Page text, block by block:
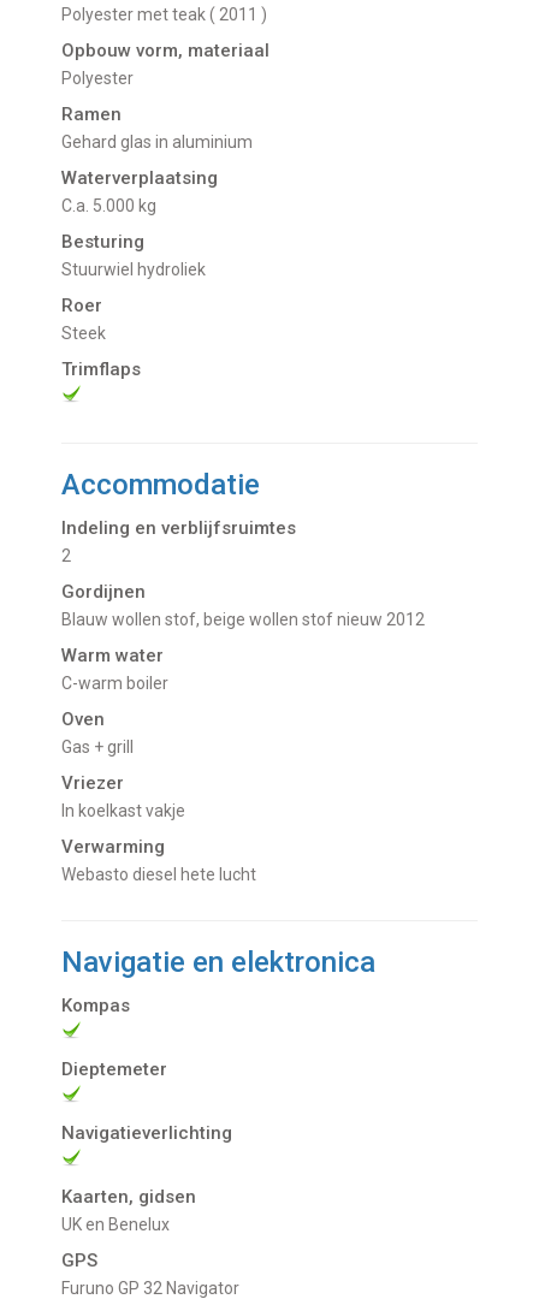
Polyester met teak ( 2011 )
Opbouw vorm, materiaal
Polyester
Ramen
Gehard glas in aluminium
Waterverplaatsing
C.a. 5.000 kg
Besturing
Stuurwiel hydroliek
Roer
Steek
Trimflaps
Accommodatie
Indeling en verblijfsruimtes
2
Gordijnen
Blauw wollen stof, beige wollen stof nieuw 2012
Warm water
C-warm boiler
Oven
Gas + grill
Vriezer
In koelkast vakje
Verwarming
Webasto diesel hete lucht
Navigatie en elektronica
Kompas
Dieptemeter
Navigatieverlichting
Kaarten, gidsen
UK en Benelux
GPS
Furuno GP 32 Navigator